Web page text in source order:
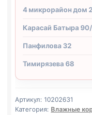
4 микрорайон дом
Карасай Батыра
Панфилова 32
Тимирязева 68
Артикул: 10202631
Категория: Влажные